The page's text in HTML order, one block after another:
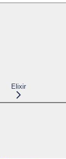
Elixir